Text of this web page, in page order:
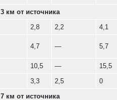
3 км от источника
2,8 2,2
4,1
4,7 — 5,7
10,5 —
15,5
3,3 2,5
0
7 км от источника